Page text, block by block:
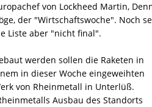
von Lockheed Martin,
der "Wirtschaftswoche". Noch
Liste aber "nicht final".
werden sollen die Raketen in
in dieser Woche eingeweihten
von Rheinmetall in Unterlüß.
Ausbau des Standorts